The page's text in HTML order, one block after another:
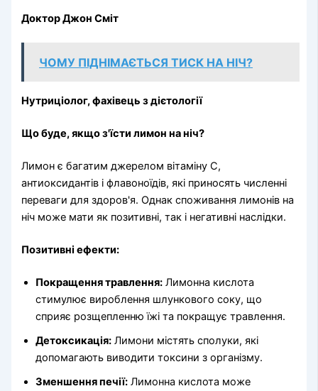
Доктор Джон Сміт
ЧОМУ ПІДНІМАЄТЬСЯ ТИСК НА НІЧ?
Нутриціолог, фахівець з дієтології
Що буде, якщо з'їсти лимон на ніч?
Лимон є багатим джерелом вітаміну С,
антиоксидантів і флавоноїдів, які приносять численні
переваги для здоров'я. Однак споживання лимонів на
ніч може мати як позитивні, так і негативні наслідки.
Позитивні ефекти:
Покращення травлення: Лимонна кислота
стимулює вироблення шлункового соку, що
сприяє розщепленню їжі та покращує травлення.
Детоксикація: Лимони містять сполуки, які
допомагають виводити токсини з організму.
Зменшення печії: Лимонна кислота може